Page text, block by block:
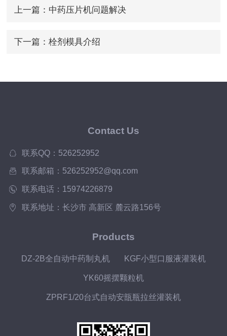
上一篇： 中药压片机问题解决
下一篇： 栓剂模具介绍
Contact Us
联系QQ：526252952
联系邮箱：526252952@qq.com
联系电话：15974226879
联系地址：长沙市 高新区 麓云路156号
Products
DZ-2B全自动中药制丸机 KGF小型口服液灌装机
YK60摇摆颗粒机
ZPRF1/20台式自动安瓿瓶拉丝灌装机